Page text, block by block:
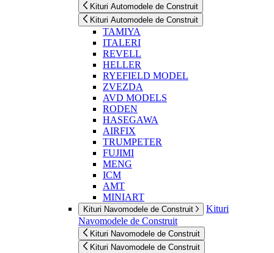
Kituri Automodele de Construit
Kituri Automodele de Construit
TAMIYA
ITALERI
REVELL
HELLER
RYEFIELD MODEL
ZVEZDA
AVD MODELS
RODEN
HASEGAWA
AIRFIX
TRUMPETER
FUJIMI
MENG
ICM
AMT
MINIART
Kituri Navomodele de Construit
Kituri
Navomodele de Construit
Kituri Navomodele de Construit
Kituri Navomodele de Construit